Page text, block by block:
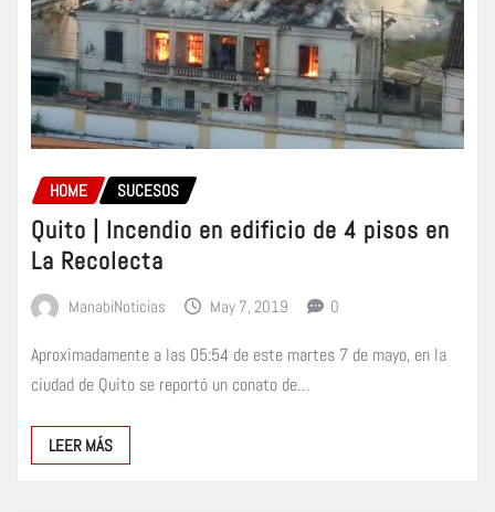
HOME SUCESOS
Quito | Incendio en edificio de 4 pisos en
La Recolecta
ManabiNoticias May 7, 2019 0
Aproximadamente a las 05:54 de este martes 7 de mayo, en la
ciudad de Quito se reportó un conato de…
LEER MÁS